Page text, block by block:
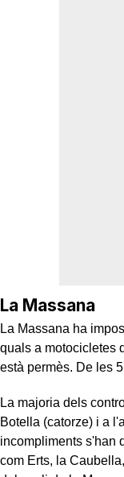
La Massana
La Massana ha
quals a motocicletes
està permès. De les
La majoria dels
Botella (catorze) i a
incompliments s'han
com Erts, la